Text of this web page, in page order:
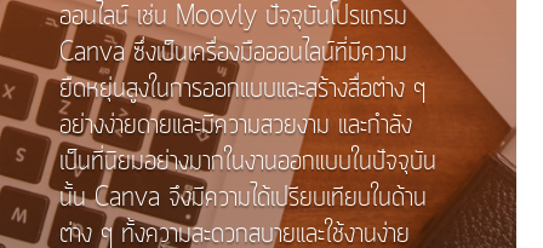
ออนไลน์ เช่น Moovly ปัจจุบันโปรแกรม
Canva ซึ่งเป็นเครื่องมือออนไลน์ที่มีความ
ยืดหยุ่นสูงในการออกแบบและสร้างสื่อต่าง ๆ
อย่างง่ายดายและมีความสวยงาม และกำลัง
เป็นที่นิยมอย่างมากในงานออกแบบในปัจจุบัน
นั้น Canva จึงมีความได้เปรียบเทียบในด้าน
ต่าง ๆ ทั้งความสะดวกสบายและใช้งานง่าย